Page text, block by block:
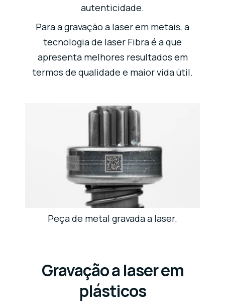
autenticidade.
Para a gravação a laser em metais, a
tecnologia de laser Fibra é a que
apresenta melhores resultados em
termos de qualidade e maior vida útil.
Peça de metal gravada a laser.
Gravação a laser em
plásticos